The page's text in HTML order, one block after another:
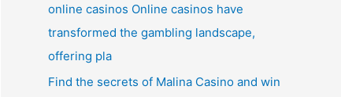
online casinos Online casinos have
transformed the gambling landscape,
offering pla
Find the secrets of Malina Casino and win